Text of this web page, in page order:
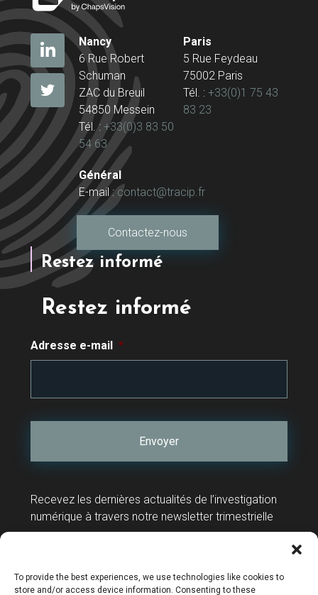
To provide the best experiences, we use technologies like cookies to
store and/or access device information. Consenting to these
Nancy
6 Rue Robert
Schuman
ZAC du Breuil
54850 Messein
Tél. : +33(0)3 83 50
54 63
Paris
5 Rue Feydeau
75002 Paris
Tél. : +33(0)1 75 43
83 23
Général
E-mail :contact@tracip.fr
Contactez-nous
Restez informé
Restez informé
Adresse e-mail *
Recevez les dernières actualités de l’investigation
numérique à travers notre newsletter trimestrielle